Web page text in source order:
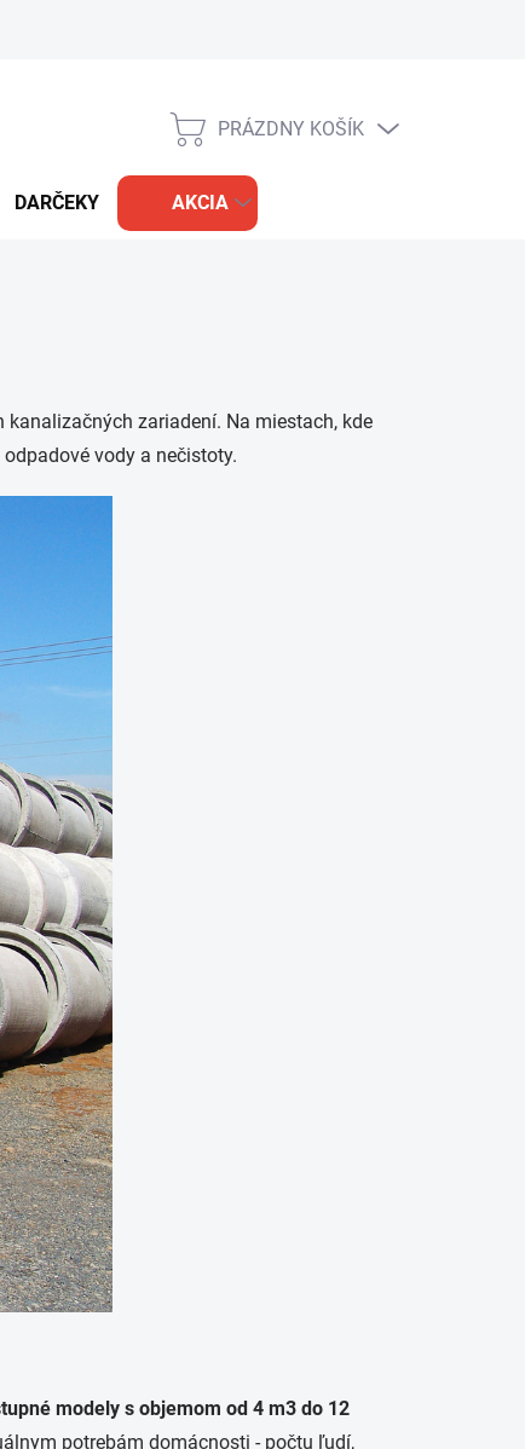
NÁKUPNÝ
PRÁZDNY KOŠÍK
DARČEKY AKCIA
zariadení. Na miestach, kde
vody a nečistoty.
modely s objemom od 4 m3 do 12
potrebám domácnosti - počtu ľudí,